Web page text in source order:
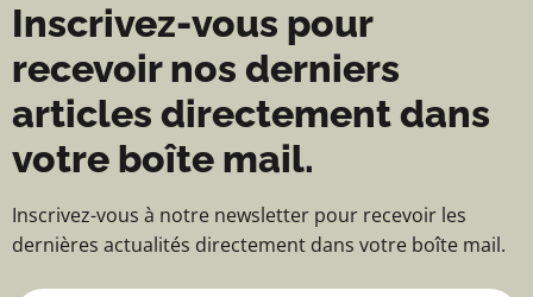
Inscrivez-vous pour
recevoir nos derniers
articles directement dans
votre boîte mail.
Inscrivez-vous à notre newsletter pour recevoir les
dernières actualités directement dans votre boîte mail.